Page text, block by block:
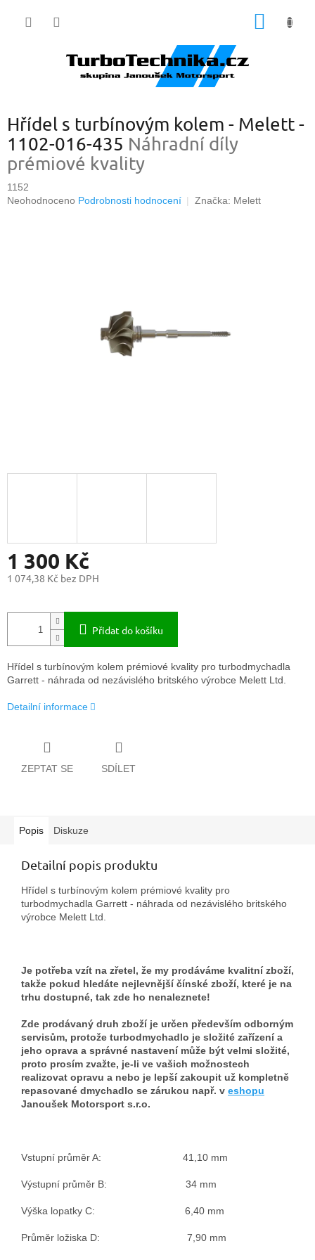
Hřídel s turbínovým kolem - Melett -
1102-016-435 Náhradní díly
prémiové kvality
1152
Průměrné
Neohodnoceno Podrobnosti hodnocení Značka: Melett
1 300 Kč
1 074,38 Kč bez DPH
cena:
Přidat do košíku
Hřídel s turbínovým kolem prémiové kvality pro turbodmychadla
Garrett - náhrada od nezávislého britského výrobce Melett Ltd.
Detailní informace
ZEPTAT SE SDÍLET
Popis Diskuze
Detailní popis produktu
Hřídel s turbínovým kolem prémiové kvality pro
turbodmychadla Garrett - náhrada od nezávislého britského
výrobce Melett Ltd.
Je potřeba vzít na zřetel, že my prodáváme kvalitní zboží,
takže pokud hledáte nejlevnější čínské zboží, které je na
trhu dostupné, tak zde ho nenaleznete!
Zde prodávaný druh zboží je určen především odborným
servisům, protože turbodmychadlo je složité zařízení a
jeho oprava a správné nastavení může být velmi složité,
proto prosím zvažte, je-li ve vašich možnostech
realizovat opravu a nebo je lepší zakoupit už kompletně
repasované dmychadlo se zárukou např. v eshopu
Janoušek Motorsport s.r.o.
Vstupní průměr A: 41,10 mm
Výstupní průměr B: 34 mm
Výška lopatky C: 6,40 mm
Průměr ložiska D: 7,90 mm